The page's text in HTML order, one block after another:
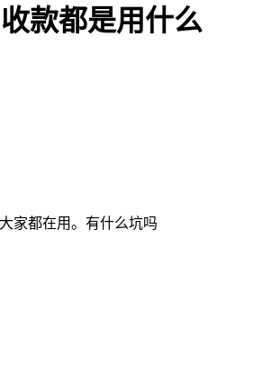
款都是用什么
家都在用。有什么坑吗